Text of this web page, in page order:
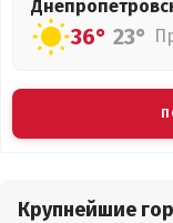
36° 23°
Крупнейшие